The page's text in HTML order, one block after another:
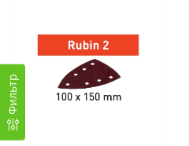
Фильтр